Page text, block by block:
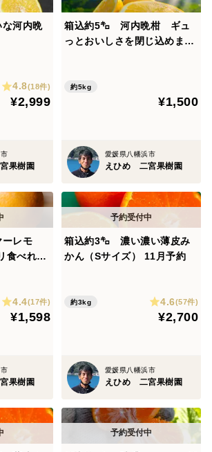
河内晩
4.8(18件)
¥2,999
果樹園
箱込約5㌔ 河内晩柑 ギュ
っとおいしさを閉じ込めまし
ませんか？
約5kg
¥1,500
愛媛県八幡浜市
えひめ 二宮果樹園
レモ
食べれる
4.4(17件)
¥1,598
果樹園
箱込約3㌔ 濃い濃い薄皮み
かん（Sサイズ） 11月予約
約3kg 4.6(57件)
¥2,700
愛媛県八幡浜市
えひめ 二宮果樹園